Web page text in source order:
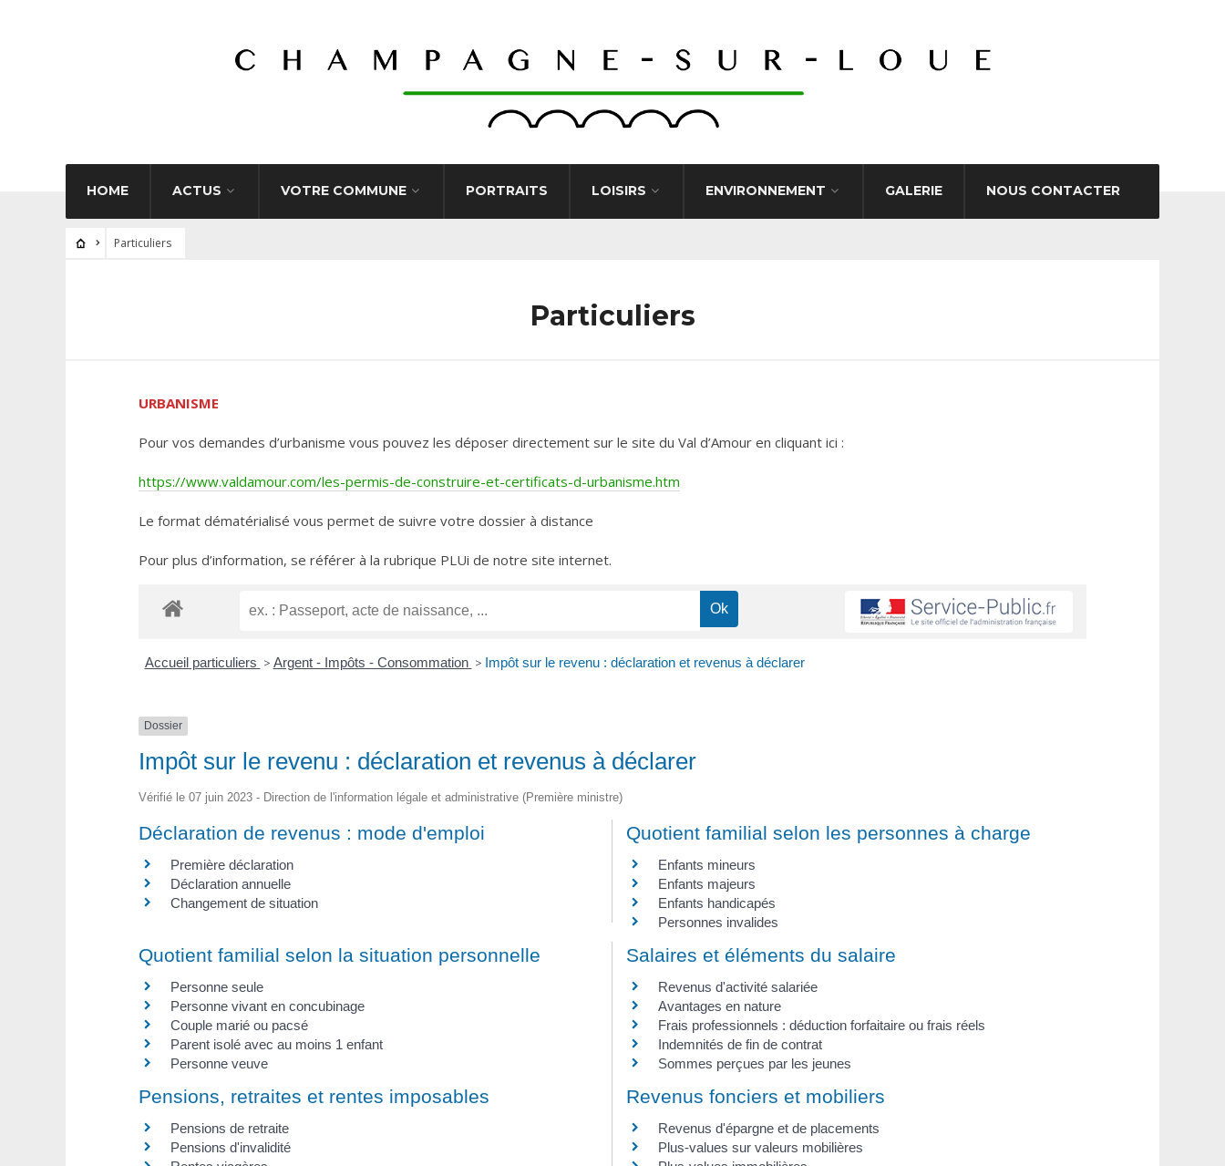
HOME ACTUS VOTRE COMMUNE PORTRAITS LOISIRS ENVIRONNEMENT GALERIE NOUS CONTACTER
Particuliers
Particuliers
URBANISME
Pour vos demandes d’urbanisme vous pouvez les déposer directement sur le site du Val d’Amour en cliquant ici :
https://www.valdamour.com/les-permis-de-construire-et-certificats-d-urbanisme.htm
Le format dématérialisé vous permet de suivre votre dossier à distance
Pour plus d’information, se référer à la rubrique PLUi de notre site internet.
Accueil particuliers > Argent - Impôts - Consommation > Impôt sur le revenu : déclaration et revenus à déclarer
Dossier
Impôt sur le revenu : déclaration et revenus à déclarer
Vérifié le 07 juin 2023 - Direction de l'information légale et administrative (Première ministre)
Déclaration de revenus : mode d'emploi
Première déclaration
Déclaration annuelle
Changement de situation
Quotient familial selon les personnes à charge
Enfants mineurs
Enfants majeurs
Enfants handicapés
Personnes invalides
Quotient familial selon la situation personnelle
Personne seule
Personne vivant en concubinage
Couple marié ou pacsé
Parent isolé avec au moins 1 enfant
Personne veuve
Salaires et éléments du salaire
Revenus d'activité salariée
Avantages en nature
Frais professionnels : déduction forfaitaire ou frais réels
Indemnités de fin de contrat
Sommes perçues par les jeunes
Pensions, retraites et rentes imposables
Pensions de retraite
Pensions d'invalidité
Revenus fonciers et mobiliers
Revenus d'épargne et de placements
Plus-values sur valeurs mobilières